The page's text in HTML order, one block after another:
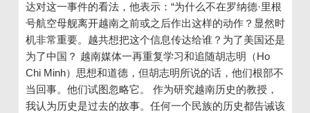
达对这一事件的看法，他表示：“为什么不在罗纳德·里根
号航空母舰离开越南之前或之后作出这样的动作？显然时
机非常重要。越共想把这个信息传达给谁？为了美国还是
为了中国？ 越南媒体一再重复学习和追随胡志明（Ho
Chi Minh）思想和道德，但胡志明所说的话，他们根部不
当回事。他们试图忽略它。 作为研究越南历史的教授，
我认为历史是过去的故事。任何一个民族的历史都告诫该